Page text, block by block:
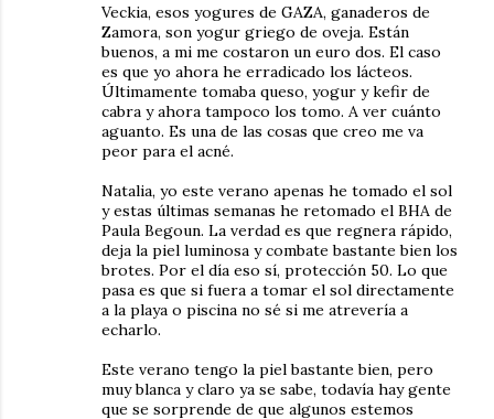
Veckia, esos yogures de GAZA, ganaderos de
Zamora, son yogur griego de oveja. Están
buenos, a mi me costaron un euro dos. El caso
es que yo ahora he erradicado los lácteos.
Últimamente tomaba queso, yogur y kefir de
cabra y ahora tampoco los tomo. A ver cuánto
aguanto. Es una de las cosas que creo me va
peor para el acné.
Natalia, yo este verano apenas he tomado el sol
y estas últimas semanas he retomado el BHA de
Paula Begoun. La verdad es que regnera rápido,
deja la piel luminosa y combate bastante bien los
brotes. Por el día eso sí, protección 50. Lo que
pasa es que si fuera a tomar el sol directamente
a la playa o piscina no sé si me atrevería a
echarlo.
Este verano tengo la piel bastante bien, pero
muy blanca y claro ya se sabe, todavía hay gente
que se sorprende de que algunos estemos